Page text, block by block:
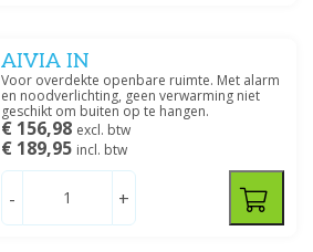
AIVIA IN
Voor overdekte openbare ruimte. Met alarm
en noodverlichting, geen verwarming niet
geschikt om buiten op te hangen.
€ 156,98 excl. btw
€ 189,95 incl. btw
- +